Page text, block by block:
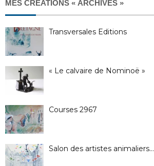
MES CRÉATIONS « ARCHIVES »
Transversales Editions
« Le calvaire de Nominoë »
Courses 2967
Salon des artistes animaliers…